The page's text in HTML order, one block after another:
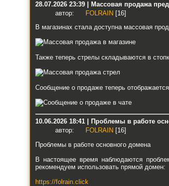
28.07.2026 23:39 | Массовая продажа
автор:
FOLRAIN [16]
В магазинах стала доступна массовая
Также теперь стрелы складываются в
Сообщение о продаже теперь
10.06.2026 18:41 | Проблемы в работе
автор:
FOLRAIN [16]
Проблемы в работе основного домена
В настоящее время наблюдаются
рекомендуем использовать прямой домен:
https://folrain.click